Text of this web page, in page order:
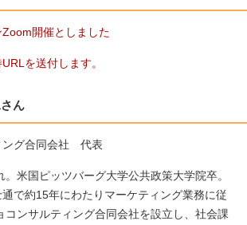
開催としました
を送付します。
ん
ング合同会社 代表
米国ピッツバーグ大学公共政策大学院卒。
で約15年にわたりマーケティング業務に従
コンサルティング合同会社を設立し、社会課